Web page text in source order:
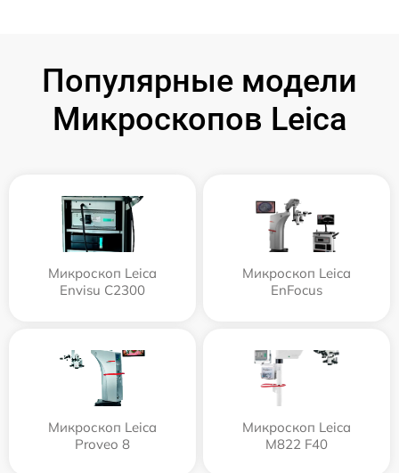
Популярные модели
Микроскопов Leica
Микроскоп Leica
Envisu C2300
Микроскоп Leica
EnFocus
Микроскоп Leica
Proveo 8
Микроскоп Leica
M822 F40